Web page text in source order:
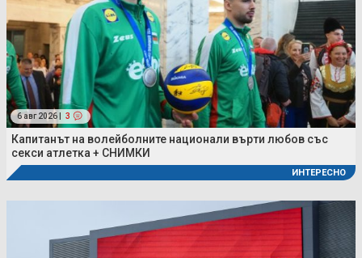
6 авг 2026 | 3
Капитанът на волейболните национали върти любов със
секси атлетка + СНИМКИ
ИНТЕРЕСНО